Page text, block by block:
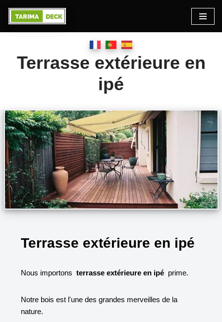
Passer
Terrasse extérieure en
ipé
Terrasse extérieure en ipé
Nous importonsterrasse extérieure en ipé prime.
Notre bois est l'une des grandes merveilles de la
nature.